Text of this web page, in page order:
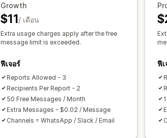
แดชบอร์ดการวิเ
การวิเคราะห์ใ
Growth
$11/ เดือน
Extra usage charges apply after the free
message limit is exceeded.
ฟีเจอร์
Reports Allowed - 3
Recipients Per Report - 2
50 Free Messages / Month
Extra Messages - $0.02 / Message
Channels = WhatsApp / Slack / Email
ฟีเ